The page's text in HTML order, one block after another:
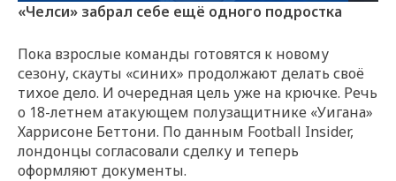
«Челси» забрал себе ещё одного подростка
Пока взрослые команды готовятся к новому
сезону, скауты «синих» продолжают делать своё
тихое дело. И очередная цель уже на крючке. Речь
о 18-летнем атакующем полузащитнике «Уигана»
Харрисоне Беттони. По данным Football Insider,
лондонцы согласовали сделку и теперь
оформляют документы.